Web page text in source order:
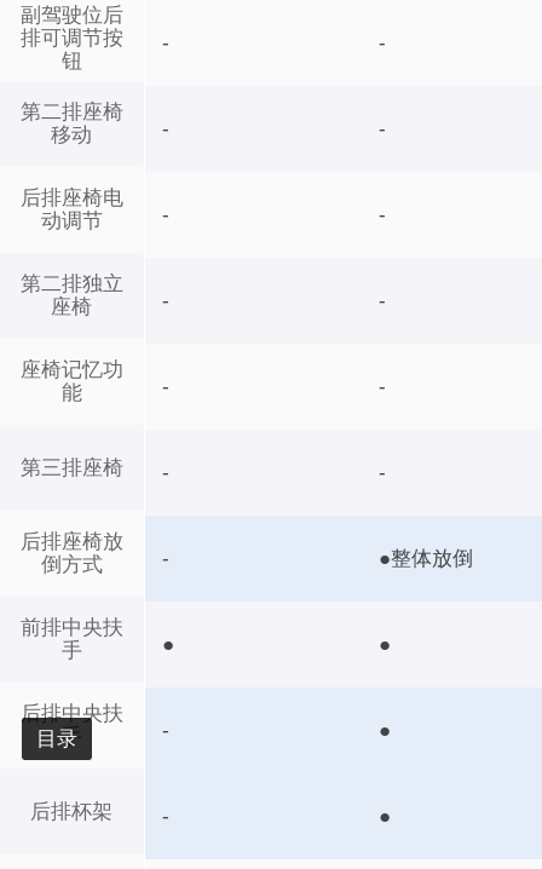
副驾驶位后
排可调节按
钮
第二排座椅
移动
后排座椅电
动调节
第二排独立
座椅
座椅记忆功
能
第三排座椅
后排座椅放
倒方式
前排中央扶
手
后排中央扶
手
后排杯架
- -
- -
- -
- -
- -
- -
- ●整体放倒
● ●
- ●
- ●
目录